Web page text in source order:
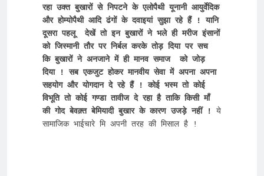
रहा उक्त बुखारों से निपटने के एलोपैथी यूनानी आयुर्वेदिक
और होम्योपैथी आदि ढंगों के दवाइयां सुझा रहे हैं ! यानि
दूसरा पहलू  देखें तो इन बुखारों ने भले ही मरीज इंसानों
को जिस्मानी तौर पर निर्बल करके तोड़ दिया पर सच
कि बुखारों ने अनजाने में ही मानव समाज  को जोड़
दिया ! सब एकजुट होकर मानवीय सेवा में अपना अपना
सहयोग और योगदान दे रहे हैं ! कोई भस्म तो कोई
विभूति तो कोई गण्डा तावीज दे रहा है ताकि किसी माँ
की गोद बेवक़्त बेमियादी बुखार के कारण उजड़े नहीं !
ये
सामाजिक भाईचारे मि अपनी तरह की मिसाल है !